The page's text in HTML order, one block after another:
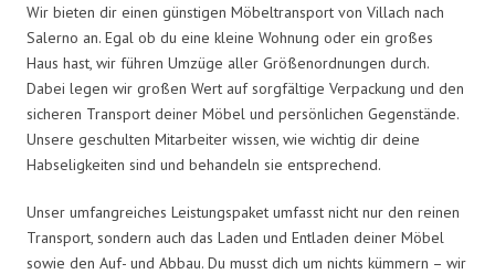
Wir bieten dir einen günstigen Möbeltransport von Villach nach
Salerno an. Egal ob du eine kleine Wohnung oder ein großes
Haus hast, wir führen Umzüge aller Größenordnungen durch.
Dabei legen wir großen Wert auf sorgfältige Verpackung und den
sicheren Transport deiner Möbel und persönlichen Gegenstände.
Unsere geschulten Mitarbeiter wissen, wie wichtig dir deine
Habseligkeiten sind und behandeln sie entsprechend.
Unser umfangreiches Leistungspaket umfasst nicht nur den reinen
Transport, sondern auch das Laden und Entladen deiner Möbel
sowie den Auf- und Abbau. Du musst dich um nichts kümmern – wir